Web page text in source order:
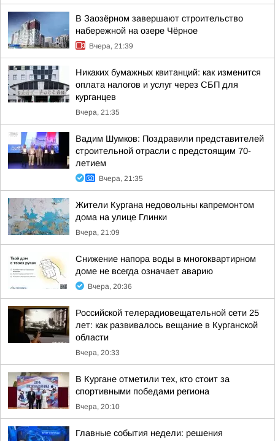
В Заозёрном завершают строительство
набережной на озере Чёрное
Вчера, 21:39
Никаких бумажных квитанций: как изменится
оплата налогов и услуг через СБП для
курганцев
Вчера, 21:35
Вадим Шумков: Поздравили представителей
строительной отрасли с предстоящим 70-
летием
Вчера, 21:35
Жители Кургана недовольны капремонтом
дома на улице Глинки
Вчера, 21:09
Снижение напора воды в многоквартирном
доме не всегда означает аварию
Вчера, 20:36
Российской телерадиовещательной сети 25
лет: как развивалось вещание в Курганской
области
Вчера, 20:33
В Кургане отметили тех, кто стоит за
спортивными победами региона
Вчера, 20:10
Главные события недели: решения